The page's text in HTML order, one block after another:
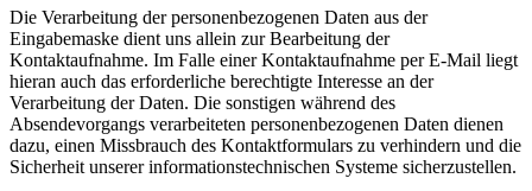
Die Verarbeitung der personenbezogenen Daten aus der
Eingabemaske dient uns allein zur Bearbeitung der
Kontaktaufnahme. Im Falle einer Kontaktaufnahme per E-Mail liegt
hieran auch das erforderliche berechtigte Interesse an der
Verarbeitung der Daten. Die sonstigen während des
Absendevorgangs verarbeiteten personenbezogenen Daten dienen
dazu, einen Missbrauch des Kontaktformulars zu verhindern und die
Sicherheit unserer informationstechnischen Systeme sicherzustellen.